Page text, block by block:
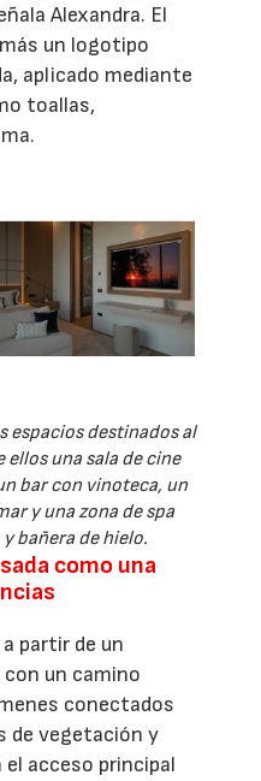
Alexandra. El
un logotipo
aplicado mediante
toallas,
espacios destinados al
una sala de cine
bar con vinoteca, un
y una zona de spa
bañera de hielo.
como una
partir de un
un camino
conectados
de vegetación y
acceso principal